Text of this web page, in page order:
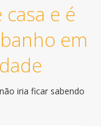
e é
em
iria ficar sabendo